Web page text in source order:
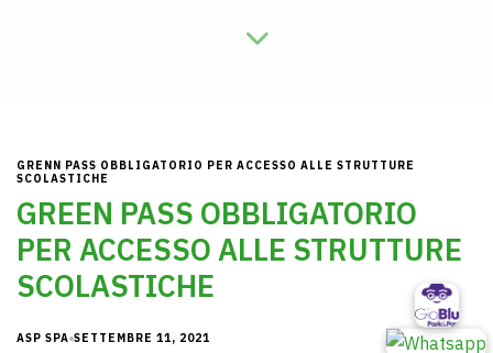
GRENN PASS OBBLIGATORIO PER ACCESSO ALLE STRUTTURE
SCOLASTICHE
GREEN PASS OBBLIGATORIO
PER ACCESSO ALLE STRUTTURE
SCOLASTICHE
ASP SPA SETTEMBRE 11, 2021